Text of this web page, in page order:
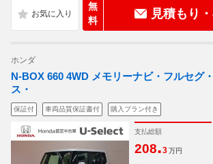
無
料
見積もり
ホンダ
N-BOX 660 4WD メモリーナビ・フルセグ
ス・
保証付 車両品質保証書付 購入プラン付き
支払総額
208.3 万円